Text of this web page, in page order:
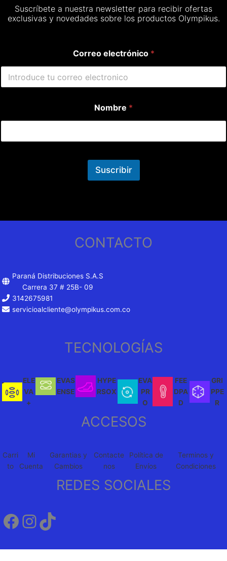
Suscríbete a nuestra newsletter para recibir ofertas
exclusivas y novedades sobre los productos Olympikus.
Correo electrónico *
Nombre *
Suscribir
CONTACTO
Paraná Distribuciones S.A.S
Carrera 37 # 25B- 09
3142675981
servicioalcliente@olympikus.com.co
TECNOLOGÍAS
ELE
VA
+
EVAS
ENSE
HYPE
RSOX
EVA
PR
O
FEE
DPA
D
GRI
PPE
R
ACCESOS
Carri
to
Mi
Cuenta
Garantias y
Cambios
Contacte
nos
Política de
Envíos
Terminos y
Condiciones
REDES SOCIALES
Facebook
Instagram
TikTok